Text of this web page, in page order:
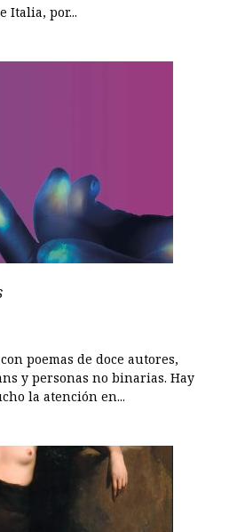
Italia, por...
poemas de doce autores,
y personas no binarias. Hay
la atención en...